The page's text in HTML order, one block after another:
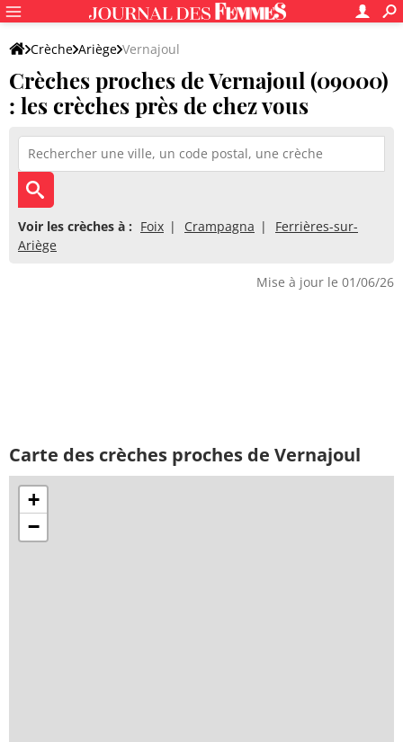
Crèche Ariège Vernajoul
Crèches proches de Vernajoul (09000)
: les crèches près de chez vous
Voir les crèches à : Foix Crampagna
Ferrières-sur-
Ariège
Mise à jour le 01/06/26
Carte des crèches proches de Vernajoul
+
−